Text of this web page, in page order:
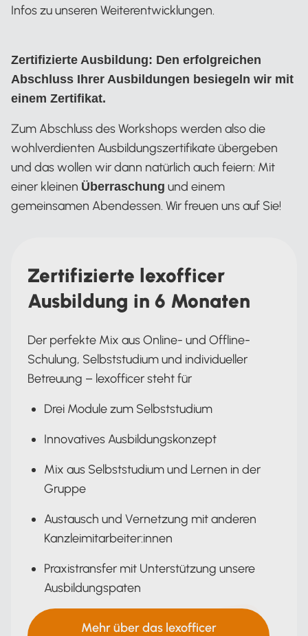
Infos zu unseren Weiterentwicklungen.
Zertifizierte Ausbildung: Den erfolgreichen
Abschluss Ihrer Ausbildungen besiegeln wir mit
einem Zertifikat.
Zum Abschluss des Workshops werden also die
wohlverdienten Ausbildungszertifikate übergeben
und das wollen wir dann natürlich auch feiern: Mit
einer kleinen Überraschung und einem
gemeinsamen Abendessen. Wir freuen uns auf Sie!
Zertifizierte lexofficer
Ausbildung in 6 Monaten
Der perfekte Mix aus Online- und Offline-
Schulung, Selbststudium und individueller
Betreuung – lexofficer steht für
Drei Module zum Selbststudium
Innovatives Ausbildungskonzept
Mix aus Selbststudium und Lernen in der
Gruppe
Austausch und Vernetzung mit anderen
Kanzleimitarbeiter:innen
Praxistransfer mit Unterstützung unsere
Ausbildungspaten
Mehr über das lexofficer